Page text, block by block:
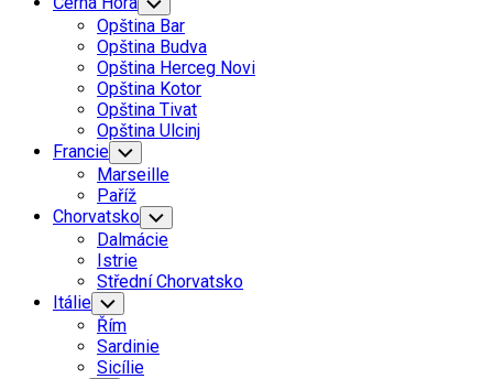
Child
Menu
Opština Bar
Opština Budva
Opština Herceg Novi
Opština Kotor
Opština Tivat
Opština Ulcinj
Francie Toggle
Child
Menu
Marseille
Paříž
Chorvatsko Toggle
Child
Menu
Dalmácie
Istrie
Střední Chorvatsko
Itálie Toggle
Child
Menu
Řím
Sardinie
Sicílie